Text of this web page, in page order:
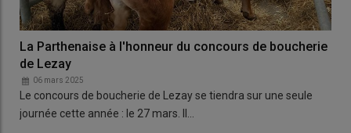
La Parthenaise à l'honneur du concours de boucherie
de Lezay
06 mars 2025
Le concours de boucherie de Lezay se tiendra sur une seule
journée cette année : le 27 mars. Il…